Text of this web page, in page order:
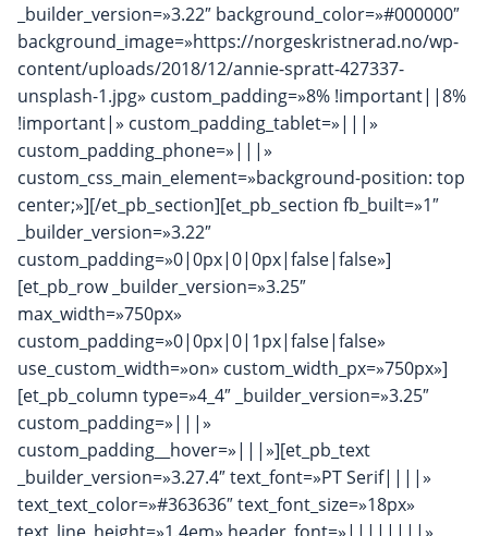
_builder_version=»3.22″ background_color=»#000000″
background_image=»https://norgeskristnerad.no/wp-
content/uploads/2018/12/annie-spratt-427337-
unsplash-1.jpg» custom_padding=»8% !important||8%
!important|» custom_padding_tablet=»|||»
custom_padding_phone=»|||»
custom_css_main_element=»background-position: top
center;»][/et_pb_section][et_pb_section fb_built=»1″
_builder_version=»3.22″
custom_padding=»0|0px|0|0px|false|false»]
[et_pb_row _builder_version=»3.25″
max_width=»750px»
custom_padding=»0|0px|0|1px|false|false»
use_custom_width=»on» custom_width_px=»750px»]
[et_pb_column type=»4_4″ _builder_version=»3.25″
custom_padding=»|||»
custom_padding__hover=»|||»][et_pb_text
_builder_version=»3.27.4″ text_font=»PT Serif||||»
text_text_color=»#363636″ text_font_size=»18px»